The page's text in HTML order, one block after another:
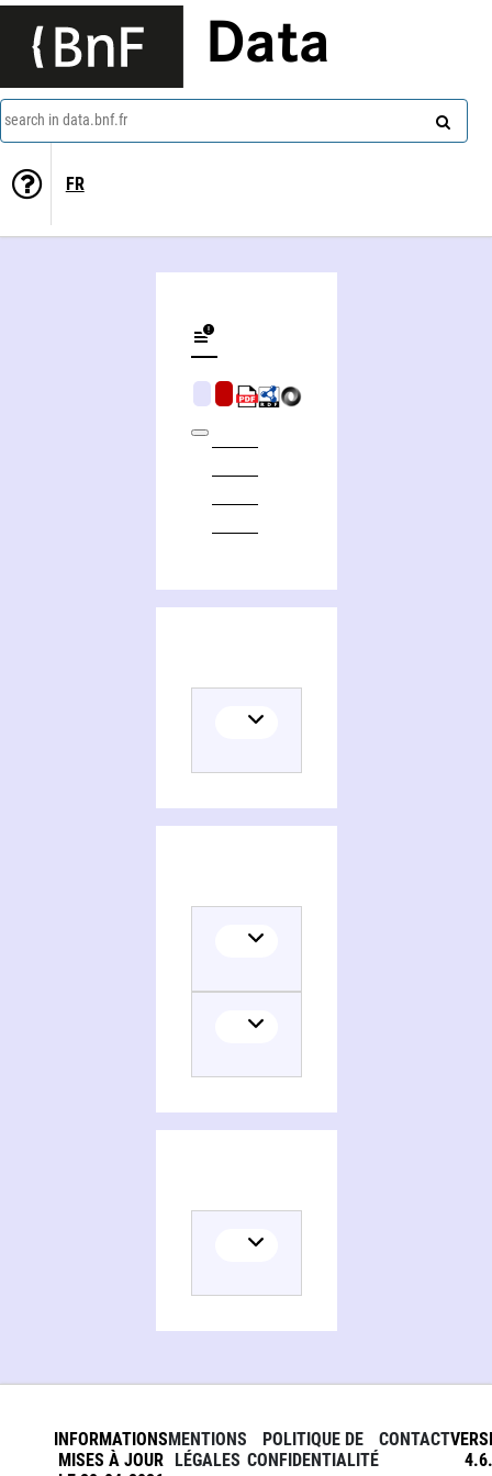
Data
search in data.bnf.fr
FR
INFORMATIONS
MISES À JOUR
MENTIONS
LÉGALES
POLITIQUE DE
CONFIDENTIALITÉ
CONTACT